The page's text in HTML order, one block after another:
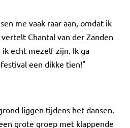
me vaak raar aan, omdat ik
Chantal van der Zanden
echt mezelf zijn. Ik ga
een dikke tien!"
liggen tijdens het dansen.
grote groep met klappende